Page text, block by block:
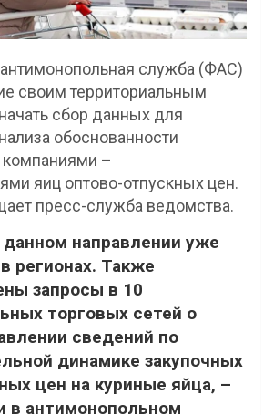
служба (ФАС)
своим территориальным
сбор данных для
обоснованности
компаниями –
яиц оптово-отпускных цен.
пресс-служба ведомства.
данном направлении уже
регионах. Также
запросы в 10
торговых сетей о
сведений по
динамике закупочных
цен на куриные яйца, –
в антимонопольном